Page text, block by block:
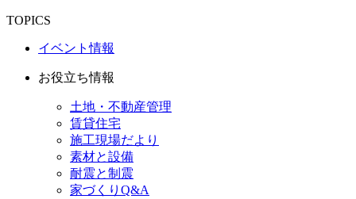
TOPICS
イベント情報
お役立ち情報
土地・不動産管理
賃貸住宅
施工現場だより
素材と設備
耐震と制震
家づくりQ&A